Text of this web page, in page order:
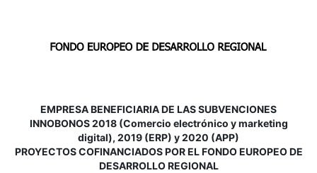
EMPRESA BENEFICIARIA DE LAS SUBVENCIONES
INNOBONOS 2018 (Comercio electrónico y marketing
digital), 2019 (ERP) y 2020 (APP)
PROYECTOS COFINANCIADOS POR EL FONDO EUROPEO DE
DESARROLLO REGIONAL